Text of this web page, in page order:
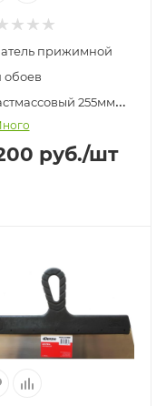
прижимной
обоев
255мм
руб./шт